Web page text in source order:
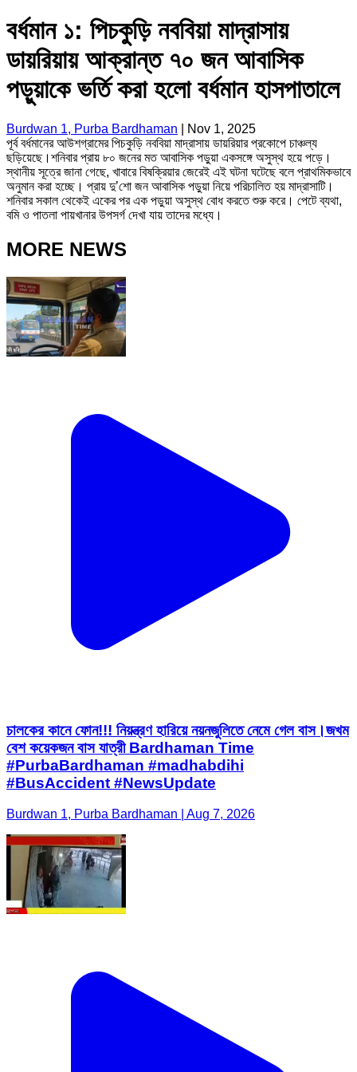
বর্ধমান ১: পিচকুড়ি নববিয়া মাদ্রাসায়
ডায়রিয়ায় আক্রান্ত ৭০ জন আবাসিক
পড়ুয়াকে ভর্তি করা হলো বর্ধমান হাসপাতালে
Burdwan 1, Purba Bardhaman
Nov 1, 2025
পূর্ব বর্ধমানের আউশগ্রামের পিচকুড়ি নববিয়া মাদ্রাসায় ডায়রিয়ার প্রকোপে চাঞ্চল্য
ছড়িয়েছে।শনিবার প্রায় ৮০ জনের মত আবাসিক পড়ুয়া একসঙ্গে অসুস্থ হয়ে পড়ে।
স্থানীয় সূত্রে জানা গেছে, খাবারে বিষক্রিয়ার জেরেই এই ঘটনা ঘটেছে বলে প্রাথমিকভাবে
অনুমান করা হচ্ছে। প্রায় দু’শো জন আবাসিক পড়ুয়া নিয়ে পরিচালিত হয় মাদ্রাসাটি।
শনিবার সকাল থেকেই একের পর এক পড়ুয়া অসুস্থ বোধ করতে শুরু করে। পেটে ব্যথা,
বমি ও পাতলা পায়খানার উপসর্গ দেখা যায় তাদের মধ্যে।
MORE NEWS
চালকের কানে ফোন!!! নিয়ন্ত্রণ হারিয়ে নয়নজুলিতে নেমে গেল বাস।জখম
বেশ কয়েকজন বাস যাত্রী Bardhaman Time
#PurbaBardhaman #madhabdihi
#BusAccident #NewsUpdate
Burdwan 1, Purba Bardhaman | Aug 7, 2026